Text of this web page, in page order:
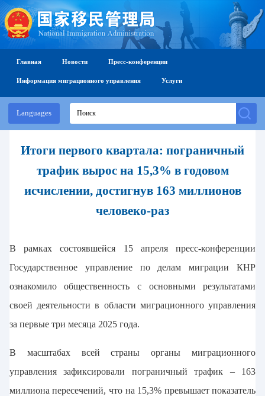
Languages
Главная Новости Пресс-конференции
Информация миграционного управления Услуги
Итоги первого квартала: пограничный
трафик вырос на 15,3% в годовом
исчислении, достигнув 163 миллионов
человеко-раз
В рамках состоявшейся 15 апреля пресс-конференции
Государственное управление по делам миграции КНР
ознакомило общественность с основными результатами
своей деятельности в области миграционного управления
за первые три месяца 2025 года.
В масштабах всей страны органы миграционного
управления зафиксировали пограничный трафик – 163
миллиона пересечений, что на 15,3% превышает показатель